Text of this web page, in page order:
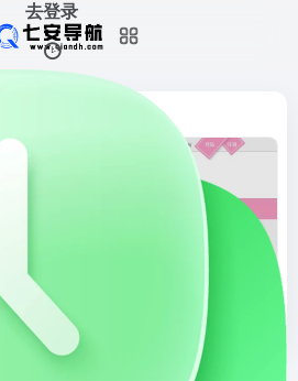
去登录